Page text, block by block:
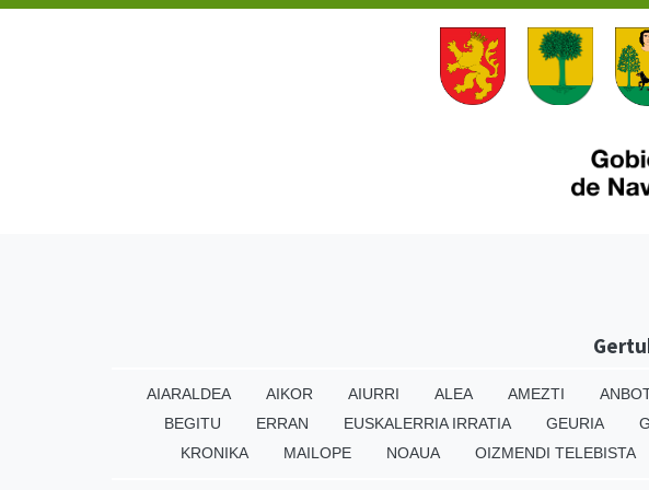
AIARALDEA AIKOR AIURRI ALEA AMEZTI
BEGITU
ERRAN EUSKALERRIA IRRATIA GEURIA
KRONIKA
MAILOPE NOAUA OIZMENDI TELEBISTA